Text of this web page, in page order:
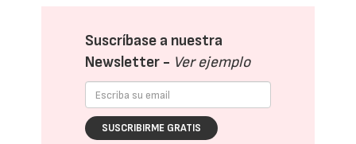
Suscríbase a nuestra
Newsletter - Ver ejemplo
SUSCRIBIRME GRATIS